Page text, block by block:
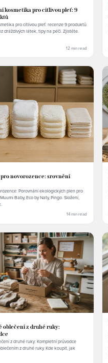
kosmetika pro citlivou pleť: 9
pro citlivou pleť: recenze 9 produktů
dráždivých látek, tipy na péči. Zjistěte.
12 min read
novorozence: srovnění
Porovnání ekologických plen pro
Baby, Eco by Naty, Pingo. Složení,
14 min read
oblečení z druhé ruky:
z druhé ruky: Kompletní průvodce
z druhé ruky. Kde koupit, jak